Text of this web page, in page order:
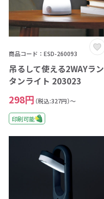
商品コード：ESD-260093
吊るして使える2WAYラン
タンライト 203023
298円 （税込:327円）～
印刷可能